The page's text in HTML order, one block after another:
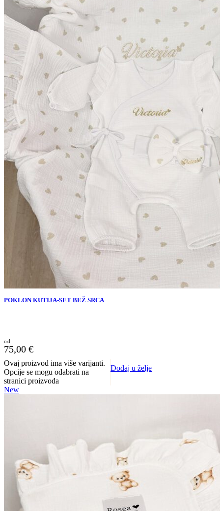
POKLON KUTIJA-SET BEŽ SRCA
75,00 €
Ovaj proizvod ima više varijanti.
Opcije se mogu odabrati na
stranici proizvoda
Dodaj u želje
New